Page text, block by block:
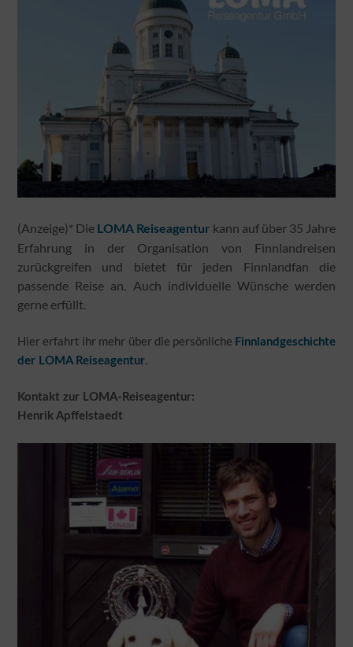
(Anzeige)* Die LOMA Reiseagentur kann auf über 35 Jahre
Erfahrung in der Organisation von Finnlandreisen
zurückgreifen und bietet für jeden Finnlandfan die
passende Reise an. Auch individuelle Wünsche werden
gerne erfüllt.
Hier erfahrt ihr mehr über die persönliche Finnlandgeschichte
der LOMA Reiseagentur.
Kontakt zur LOMA-Reiseagentur:
Henrik Apffelstaedt